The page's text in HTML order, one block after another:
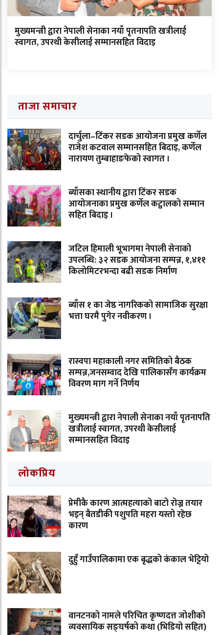
मुख्यमन्त्री द्वारा नेपाली सेनाका नयाँ पृतनापति खत्रीलाई
स्वागत, उपरथी केसीलाई सम्मानसहित विदाइ
ताजा समाचार
दार्चुला–टिंकर सडक आयोजना प्रमुख कर्णेल
राजेश कटवाल सम्मानसहित बिदाइ, कर्णेल
नारायण तुम्बाहाङफेको स्वागत ।
ब्याँसका स्थानीय द्वारा टिंकर सडक
आयोजनाका प्रमुख कर्णेल कट्वालको सम्मान
सहित बिदाइ ।
जटिल हिमाली भूभागमा नेपाली सेनाको
उपलब्धि: ३२ सडक आयोजना सम्पन्न, १,४११
किलोमिटरभन्दा बढी सडक निर्माण
ब्याँस १ का जेष्ठ नागरिकको सामाजिक सुरक्षा
भत्ता घरमै पुगेर नवीकरण ।
रास्वपा महाकाली नगर समितिको बैठक
सम्पन्न,जनसम्वाद देखि पालिकासँग कार्यक्रम
विवरण माग गर्ने निर्णय
मुख्यमन्त्री द्वारा नेपाली सेनाका नयाँ पृतनापति
खत्रीलाई स्वागत, उपरथी केसीलाई
सम्मानसहित विदाइ
लोकप्रिय
प्रेमीकै कारण आत्महत्याको बाटो रोज्न तयार
भइन् बैतडीकी पशुपति महरा यस्तो रहेछ
कारण
दुहुँ गाउँपालिकामा एक बृद्धको कंकाल भेट्टियो
वानटनको नामले परिचित कृष्णदत्त जोशीको
व्यवसायिक सङ्घर्षको कथा (भिडियो सहित)